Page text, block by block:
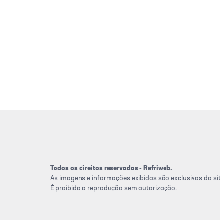
Todos os direitos reservados - Refriweb.
As imagens e informações exibidas são exclusivas do
É proibida a reprodução sem autorização.